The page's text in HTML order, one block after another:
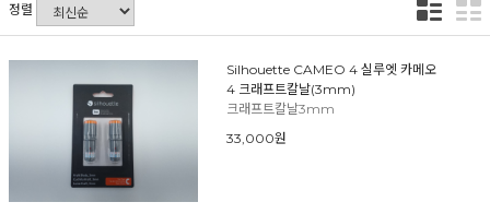
정렬
Silhouette CAMEO 4 실루엣 카메오
4 크래프트칼날(3mm)
크래프트칼날3mm
33,000원